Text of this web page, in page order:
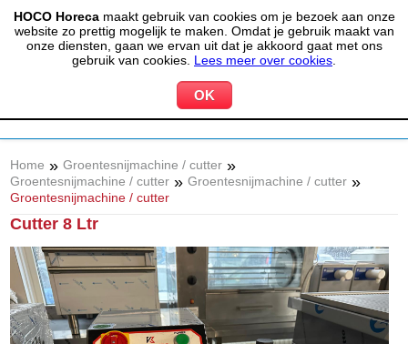
HOCO Horecamaakt gebruik van cookies om je bezoek aan onze
website zo prettig mogelijk te maken. Omdat je gebruik maakt van
onze diensten, gaan we ervan uit dat je akkoord gaat met ons
gebruik van cookies. Lees meer over cookies
(020) 497 6325 info@hocohoreca.nl
MIJN ACCOUNT 0 WINKELWAGEN
Home » Groentesnijmachine / cutter »
Groentesnijmachine / cutter » Groentesnijmachine / cutter »
Groentesnijmachine / cutter
Cutter 8 Ltr